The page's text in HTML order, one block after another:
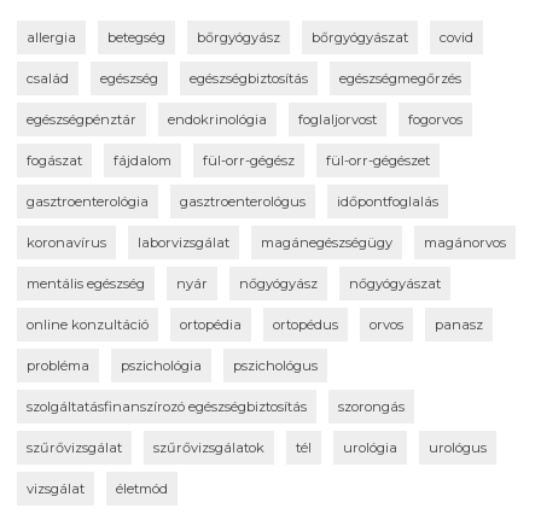
allergia betegség bőrgyógyász bőrgyógyászat covid
család egészség egészségbiztosítás egészségmegőrzés
egészségpénztár endokrinológia foglaljorvost fogorvos
fogászat fájdalom fül-orr-gégész fül-orr-gégészet
gasztroenterológia gasztroenterológus időpontfoglalás
koronavírus laborvizsgálat magánegészségügy magánorvos
mentális egészség nyár nőgyógyász nőgyógyászat
online konzultáció ortopédia ortopédus orvos panasz
probléma pszichológia pszichológus
szolgáltatásfinanszírozó egészségbiztosítás szorongás
szűrővizsgálat szűrővizsgálatok tél urológia urológus
vizsgálat életmód